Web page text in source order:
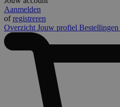
Aanmelden
ofregistreren
Overzicht Jouw profiel Bestellingen